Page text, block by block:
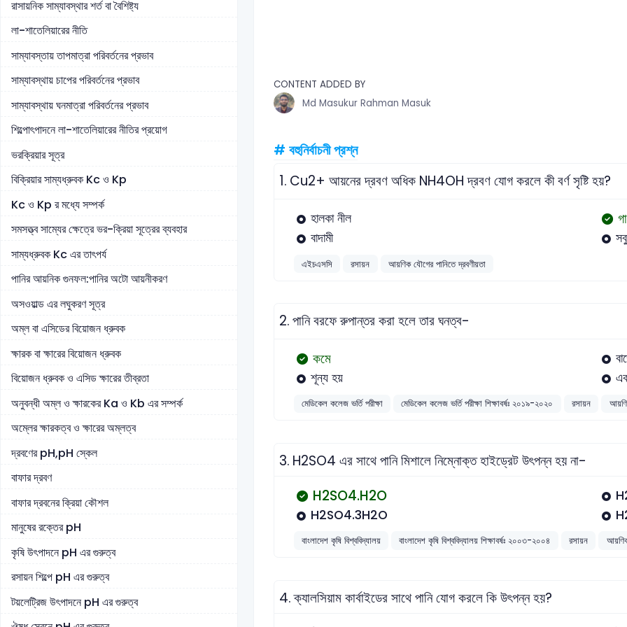
রাসায়নিক সাম্যাবস্থার শর্ত বা বৈশিষ্ট্য
লা-শাতেলিয়ারের নীতি
সাম্যাবস্তায় তাপমাত্রা পরিবর্তনের প্রভাব
সাম্যাবস্থায় চাপের পরিবর্তনের প্রভাব
সাম্যাবস্থায় ঘনমাত্রা পরিবর্তনের প্রভাব
শিল্পোৎপাদনে লা-শাতেলিয়ারের নীতির প্রয়োগ
ভরক্রিয়ার সূত্র
বিক্রিয়ার সাম্যধ্রুবক Kc ও Kp
Kc ও Kp র মধ্যে সম্পর্ক
সমসত্ত্ব সাম্যের ক্ষেত্রে ভর-ক্রিয়া সূত্রের ব্যবহার
সাম্যধ্রুবক Kc এর তাৎপর্য
পানির আয়নিক গুনফল:পানির অটো আয়নীকরণ
অসওয়াল্ড এর লঘুকরণ সূত্র
অম্ল বা এসিডের বিয়োজন ধ্রুবক
ক্ষারক বা ক্ষারের বিয়োজন ধ্রুবক
বিয়োজন ধ্রুবক ও এসিড ক্ষারের তীব্রতা
অনুবন্ধী অম্ল ও ক্ষারকের Ka ও Kb এর সম্পর্ক
অম্লের ক্ষারকত্ব ও ক্ষারের অম্লত্ব
দ্রবণের pH,pH স্কেল
বাফার দ্রবণ
বাফার দ্রবনের ক্রিয়া কৌশল
মানুষের রক্তের pH
কৃষি উৎপাদনে pH এর গুরুত্ব
রসায়ন শিল্পে pH এর গুরুত্ব
টয়লেট্রিজ উৎপাদনে pH এর গুরুত্ব
CONTENT ADDED BY
Md Masukur Rahman Masuk
# বহুনির্বাচনী প্রশ্ন
1. Cu2+ আয়নের দ্রবণ অধিক NH4OH দ্রবণ যোগ করলে কী বর্ণ সৃষ্টি হয়?
হালকা নীল
বাদামী
এইচএসসি রসায়ন আয়ণিক যৌগের পানিতে দ্রবণীয়তা
2.পানি বরফে রুপান্তর করা হলে তার ঘনত্ব-
কমে
শূন্য হয়
মেডিকেল কলেজ ভর্তি পরীক্ষা মেডিকেল কলেজ ভর্তি পরীক্ষা শিক্ষাবর্ষঃ ২০১৯-২০২০ রসায়ন
3. H2SO4 এর সাথে পানি মিশালে নিম্নোক্ত হাইড্রেট উৎপন্ন হয় না-
H2SO4.H2O
H2SO4.3H2O
বাংলাদেশ কৃষি বিশ্ববিদ্যালয় বাংলাদেশ কৃষি বিশ্ববিদ্যালয় শিক্ষাবর্ষঃ ২০০৩-২০০৪ রসায়ন
4.ক্যালসিয়াম কার্বাইডের সাথে পানি যোগ করলে কি উৎপন্ন হয়?